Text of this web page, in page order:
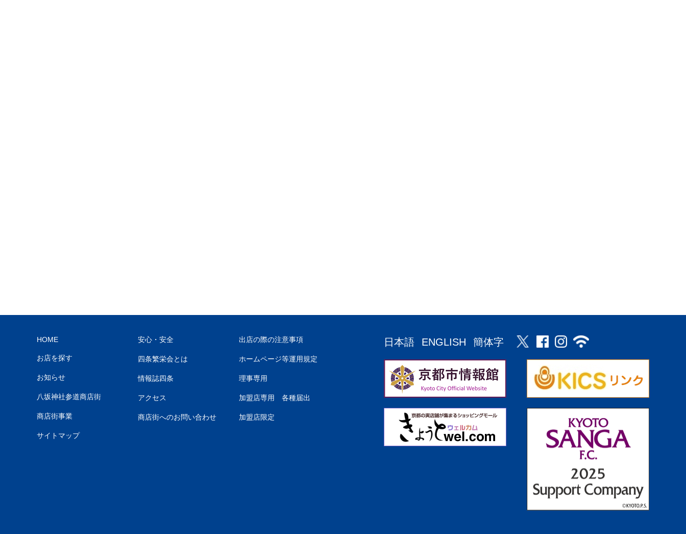
HOME
お店を探す
お知らせ
八坂神社参道商店街
商店街事業
サイトマップ
安心・安全
四条繁栄会とは
情報誌四条
アクセス
商店街へのお問い合わせ
出店の際の注意事項
ホームページ等運用規定
理事専用
加盟店専用 各種届出
加盟店限定
日本語 ENGLISH 簡体字